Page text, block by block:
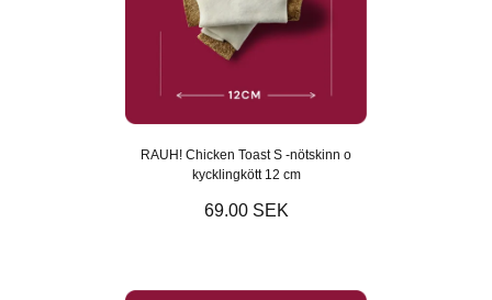
RAUH! Chicken Toast S -nötskinn o
kycklingkött 12 cm
69.00 SEK